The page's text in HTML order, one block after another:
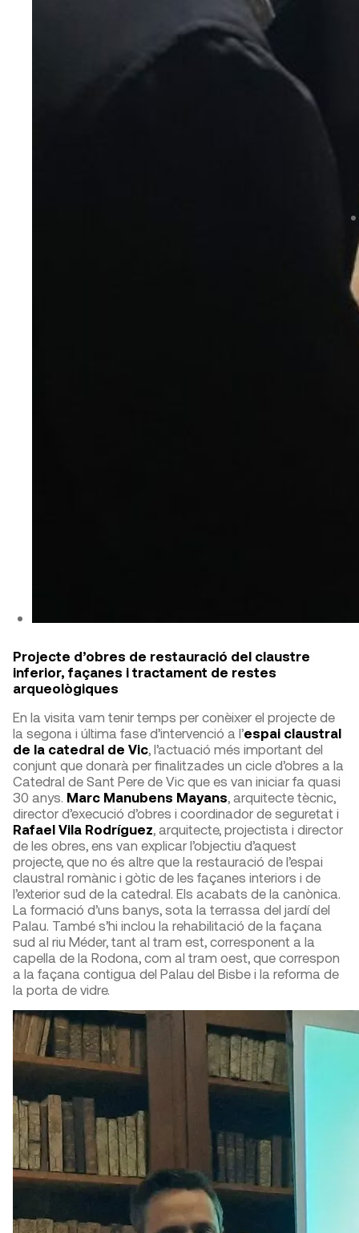
Projecte d’obres de restauració del claustre
inferior, façanes i tractament de restes
arqueològiques
En la visita vam tenir temps per conèixer el projecte de
la segona i última fase d’intervenció a l’espai claustral
de la catedral de Vic, l’actuació més important del
conjunt que donarà per finalitzades un cicle d’obres a la
Catedral de Sant Pere de Vic que es van iniciar fa quasi
30 anys. Marc Manubens Mayans, arquitecte tècnic,
director d’execució d’obres i coordinador de seguretat i
Rafael Vila Rodríguez, arquitecte, projectista i director
de les obres, ens van explicar l’objectiu d’aquest
projecte, que no és altre que la restauració de l’espai
claustral romànic i gòtic de les façanes interiors i de
l’exterior sud de la catedral. Els acabats de la canònica.
La formació d’uns banys, sota la terrassa del jardí del
Palau. També s’hi inclou la rehabilitació de la façana
sud al riu Méder, tant al tram est, corresponent a la
capella de la Rodona, com al tram oest, que correspon
a la façana contigua del Palau del Bisbe i la reforma de
la porta de vidre.